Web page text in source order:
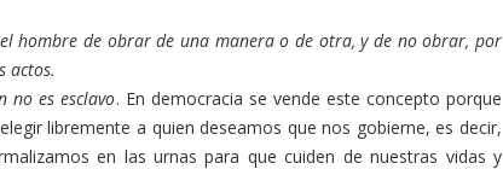
hombre de obrar de una manera o de otra, y de no obrar, por
actos.
no es esclavo. En democracia se vende este concepto porque
libremente a quien deseamos que nos gobierne, es decir,
en las urnas para que cuiden de nuestras vidas y